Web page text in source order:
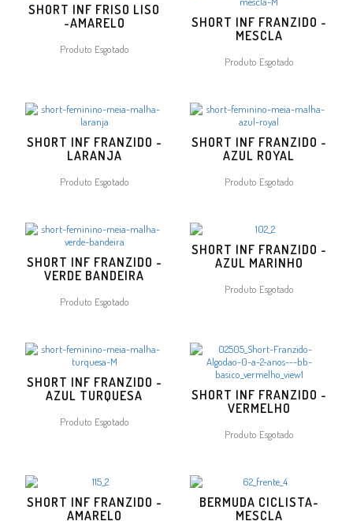
SHORT INF FRISO LISO
-AMARELO
Produto Esgotado
SHORT INF FRANZIDO -
MESCLA
Produto Esgotado
SHORT INF FRANZIDO -
LARANJA
Produto Esgotado
SHORT INF FRANZIDO -
AZUL ROYAL
Produto Esgotado
SHORT INF FRANZIDO -
VERDE BANDEIRA
Produto Esgotado
SHORT INF FRANZIDO -
AZUL MARINHO
Produto Esgotado
SHORT INF FRANZIDO -
AZUL TURQUESA
Produto Esgotado
SHORT INF FRANZIDO -
VERMELHO
Produto Esgotado
SHORT INF FRANZIDO -
AMARELO
BERMUDA CICLISTA-
MESCLA